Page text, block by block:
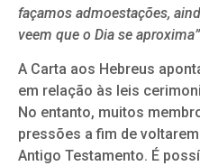
façamos admoestações,
veem que o Dia se
A Carta aos Hebreus
em relação às leis
No entanto, muitos
pressões a fim de
Antigo Testamento. É